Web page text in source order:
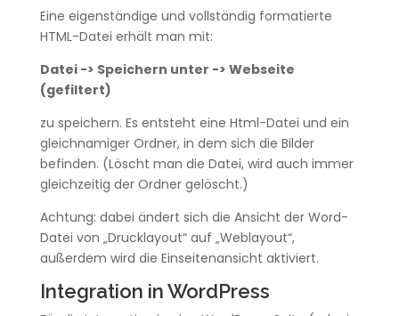
Eine eigenständige und vollständig formatierte
HTML-Datei erhält man mit:
Datei -> Speichern unter -> Webseite
(gefiltert)
zu speichern. Es entsteht eine Html-Datei und ein
gleichnamiger Ordner, in dem sich die Bilder
befinden. (Löscht man die Datei, wird auch immer
gleichzeitig der Ordner gelöscht.)
Achtung: dabei ändert sich die Ansicht der Word-
Datei von „Drucklayout“ auf „Weblayout“,
außerdem wird die Einseitenansicht aktiviert.
Integration in WordPress